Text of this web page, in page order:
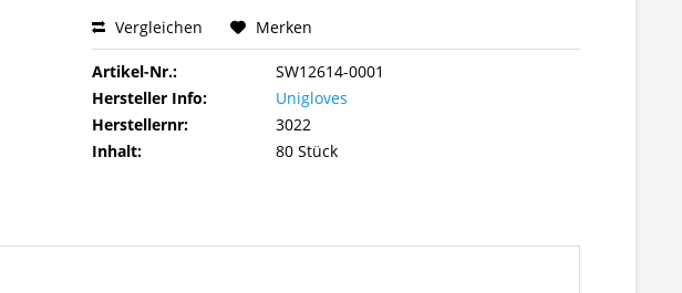
Vergleichen Merken
Artikel-Nr.:
SW12614-0001
Hersteller Info:
Unigloves
Herstellernr:
3022
Inhalt:
80 Stück